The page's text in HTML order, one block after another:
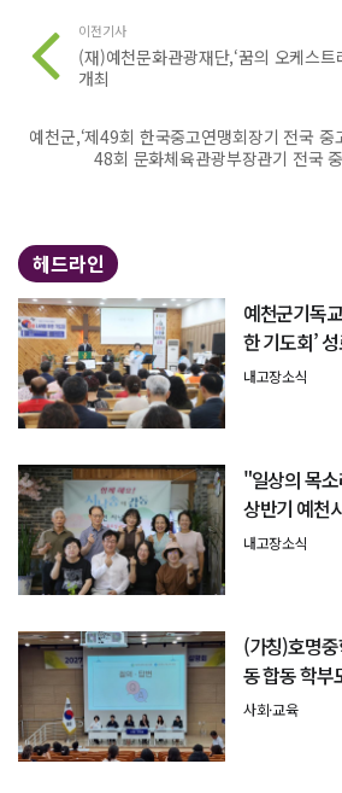
이전기사
(재)예천문화관광재단,‘꿈의 오케스
개최
예천군,‘제49회 한국중고연맹회장기 전국 중
48회 문화체육관광부장관기 전국
헤드라인
예천군기독
한 기도회’
내고장소식
"일상의 목
상반기 예천
회' 성료
내고장소식
(가칭)호명
동 합동 학부
사회·교육